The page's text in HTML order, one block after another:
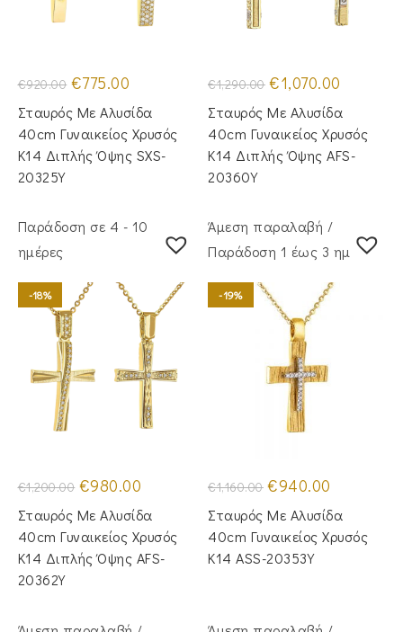
€920.00 Original
price
was:
€920.00.
€775.00
τιμή
είναι:
€775.00.
Σταυρός Με Αλυσίδα
40cm Γυναικείος Χρυσός
Κ14 Διπλής Όψης SXS-
20325Y
€1,290.00 Original
price
was:
€1,290.00.
€1,070.00
είναι:
€1,070.00.
Σταυρός Με Αλυσίδα
40cm Γυναικείος Χρυσός
Κ14 Διπλής Όψης AFS-
20360Y
Παράδοση σε 4 - 10
ημέρες
-18%
€1,200.00 Original
price
was:
€1,200.00.
€980.00
τιμή
είναι:
€980.00.
Σταυρός Mε Aλυσίδα
40cm Γυναικείος Χρυσός
Κ14 Διπλής Όψης AFS-
20362Y
Άμεση παραλαβή /
Παράδoση 1 έως 3 ημέρες
-19%
€1,160.00 Original
price
was:
€1,160.00.
€940.00
τιμή
είναι:
€940.00.
Σταυρός Με Αλυσίδα
40cm Γυναικείος Χρυσός
Κ14 ASS-20353Y